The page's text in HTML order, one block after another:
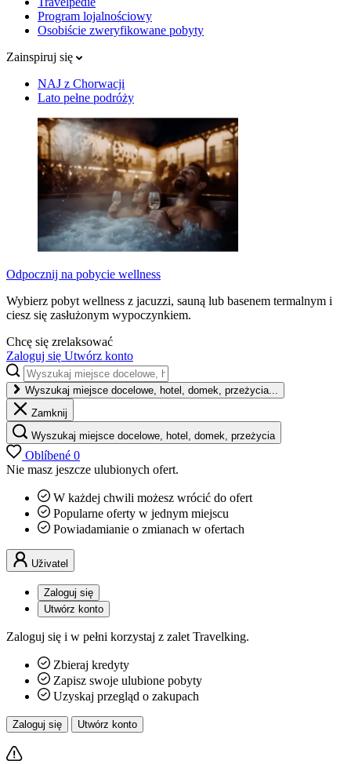
Program lojalnościowy
Osobiście zweryfikowane pobyty
Zainspiruj się
NAJ z Chorwacji
Lato pełne podróży
Odpocznij na pobycie wellness
Wybierz pobyt wellness z jacuzzi, sauną lub basenem termalnym i
ciesz się zasłużonym wypoczynkiem.
Chcę się zrelaksować
Zaloguj się Utwórz konto
Wyszukaj miejsce docelowe, hotel, domek, przeżycia...
Zamknij
Wyszukaj miejsce docelowe, hotel, domek, przeżycia
Oblíbené 0
Nie masz jeszcze ulubionych ofert.
W każdej chwili możesz wrócić do ofert
Popularne oferty w jednym miejscu
Powiadamianie o zmianach w ofertach
Uživatel
Zaloguj się
Utwórz konto
Zaloguj się i w pełni korzystaj z zalet Travelking.
Zbieraj kredyty
Zapisz swoje ulubione pobyty
Uzyskaj przegląd o zakupach
Zaloguj się Utwórz konto